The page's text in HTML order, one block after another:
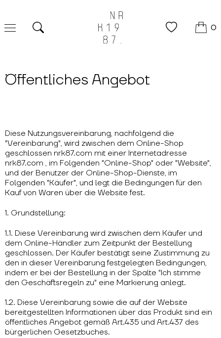
0
Öffentliches Angebot
Diese Nutzungsvereinbarung, nachfolgend die
"Vereinbarung", wird zwischen dem Online-Shop
geschlossen nrk87.com mit einer Internetadresse
nrk87.com , im Folgenden "Online-Shop" oder "Website",
und der Benutzer der Online-Shop-Dienste, im
Folgenden "Käufer", und legt die Bedingungen für den
Kauf von Waren über die Website fest.
1. Grundstellung:
1.1. Diese Vereinbarung wird zwischen dem Käufer und
dem Online-Händler zum Zeitpunkt der Bestellung
geschlossen. Der Käufer bestätigt seine Zustimmung zu
den in dieser Vereinbarung festgelegten Bedingungen,
indem er bei der Bestellung in der Spalte "Ich stimme
den Geschäftsregeln zu" eine Markierung anlegt.
1.2. Diese Vereinbarung sowie die auf der Website
bereitgestellten Informationen über das Produkt sind ein
öffentliches Angebot gemäß Art.435 und Art.437 des
bürgerlichen Gesetzbuches.